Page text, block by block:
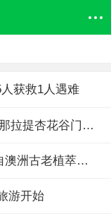
获救1人遇难
那拉提景区公布今春门票优惠政策 凭那拉提杏花谷门票可十元游那拉提
长效锁水8小时 Aevana“续命”面膜源自澳洲古老植萃配方
游开始